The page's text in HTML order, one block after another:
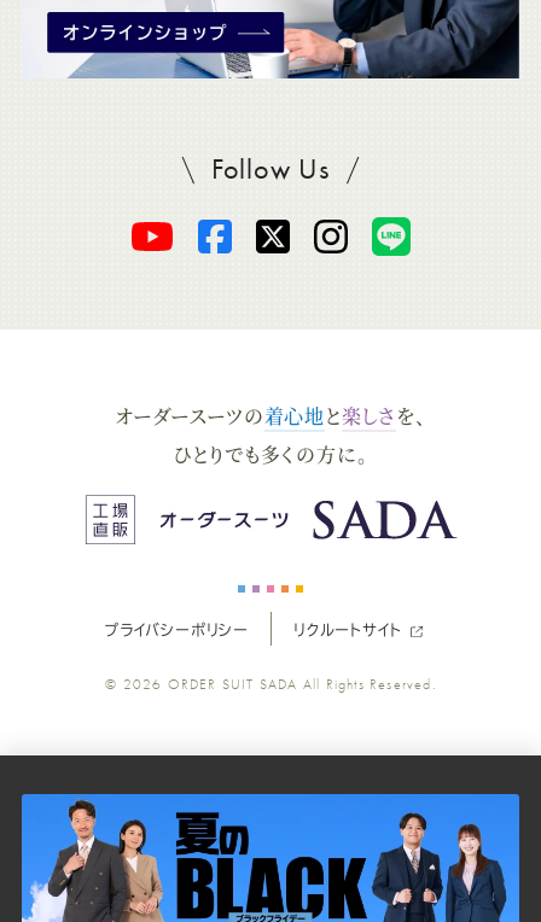
Follow UsSADAをフォロー
オ
ー
ス
ツ
の
公
オ
ー
ス
ー
の
公
オ
ー
ス
ー
ツ
の
公
オ
ー
ス
ツ
の
公
ス
ツ
の
公
オーダースーツの着心地と楽しさ を、
ひとりでも多くの方に。
プライバシーポリシー リクルートサイト
© 2026 ORDER SUIT SADA All Rights Reserved.